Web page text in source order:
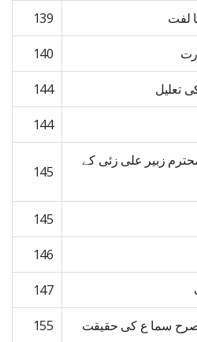
لفت 139
رت 140
تعلیل 144
144
زبیر علی زئی کے
145
145
146
147
سما ع کی حقیقت 155